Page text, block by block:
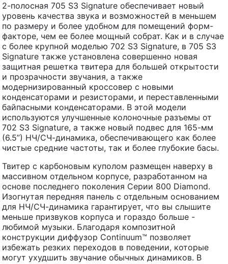
2-полосная 705 S3 Signature обеспечивает новый
уровень качества звука и возможностей в меньшем
по размеру и более удобном для помещений форм-
факторе, чем ее более мощный собрат. Как и в случае
с более крупной моделью 702 S3 Signature, в 705 S3
Signature также установлена совершенно новая
защитная решетка твитера для большей открытости
и прозрачности звучания, а также
модернизированный кроссовер с новыми
конденсаторами и резисторами, и переставленными
байпасными конденсаторами. В этой модели
используются улучшенные колоночные разъемы от
702 S3 Signature, а также новый подвес для 165-мм
(6.5”) НЧ/СЧ-динамика, обеспечивающего как более
чистые средние частоты, так и более глубокие басы.
Твитер с карбоновым куполом размещен наверху в
массивном отдельном корпусе, разработанном на
основе последнего поколения Серии 800 Diamond.
Изогнутая передняя панель с отдельным основанием
для НЧ/СЧ-динамика гарантирует, что вы слышите
меньше призвуков корпуса и гораздо больше -
любимой музыки. Благодаря композитной
конструкции диффузор Continuum™ позволяет
избежать резких переходов в поведении, которые
могут ухудшить звучание обычных динамиков. В